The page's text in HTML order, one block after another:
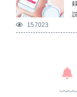
157023
説